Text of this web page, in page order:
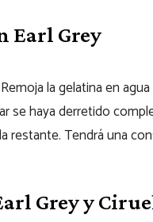
Earl Grey
la gelatina en agua
se haya derretido
restante. Tendrá una
Grey y